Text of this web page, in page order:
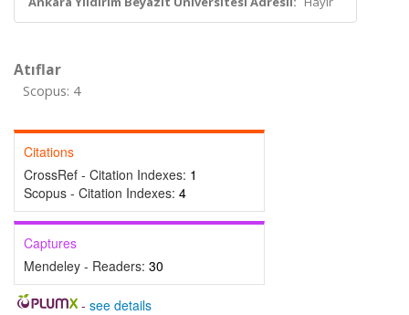
Atıflar
Scopus: 4
Citations
CrossRef - Citation Indexes: 1
Scopus - Citation Indexes: 4
Captures
Mendeley - Readers: 30
- see details